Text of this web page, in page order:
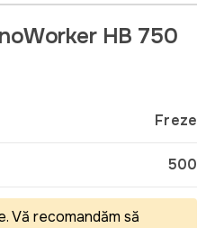
HB 750
Freze
500
Vă recomandăm să